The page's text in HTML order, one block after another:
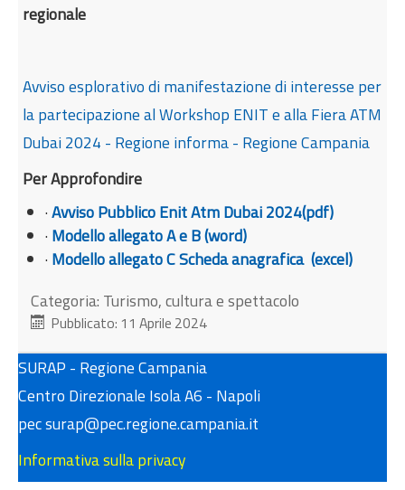
regionale
Avviso esplorativo di manifestazione di interesse per
la partecipazione al Workshop ENIT e alla Fiera ATM
Dubai 2024 - Regione informa - Regione Campania
Per Approfondire
·Avviso Pubblico Enit Atm Dubai 2024(pdf)
· Modello allegato A e B (word)
· Modello allegato C Scheda anagrafica (excel)
Categoria: Turismo, cultura e spettacolo
Pubblicato: 11 Aprile 2024
SURAP - Regione Campania
Centro Direzionale Isola A6 - Napoli
pec surap@pec.regione.campania.it
Informativa sulla privacy